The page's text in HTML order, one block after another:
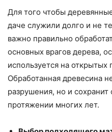
Для того чтобы
даче служили долго и не
важно правильно
основных врагов дерева,
используется на открытых
Обработанная древесина
разрушения, но и сохранит
протяжении многих лет.